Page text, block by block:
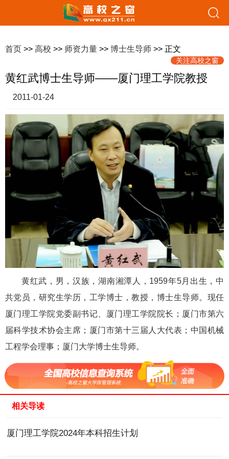
首页 >> 高校 >> 师资力量 >> 博士生导师 >> 正文
关注高校之窗
黄红武博士生导师——厦门理工学院教授
2011-01-24
黄红武，男，汉族，湖南湘潭人，1959年5月出生，中
共党员，研究生学历，工学博士，教授，博士生导师。现任
厦门理工学院党委副书记、厦门理工学院院长；厦门市第六
届科学技术协会主席；厦门市第十三届人大代表；中国机械
工程学会理事；厦门大学博士生导师。
相关导读
厦门理工学院2024年本科招生计划